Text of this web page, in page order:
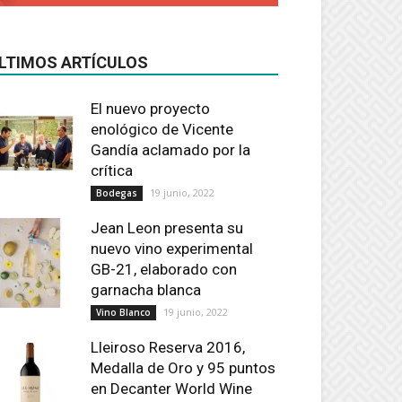
ARTÍCULOS
El nuevo proyecto
enológico de Vicente
Gandía aclamado por la
crítica
Bodegas 19 junio, 2022
Jean Leon presenta su
nuevo vino experimental
GB-21, elaborado con
garnacha blanca
Vino Blanco 19 junio, 2022
Lleiroso Reserva 2016,
Medalla de Oro y 95 puntos
en Decanter World Wine